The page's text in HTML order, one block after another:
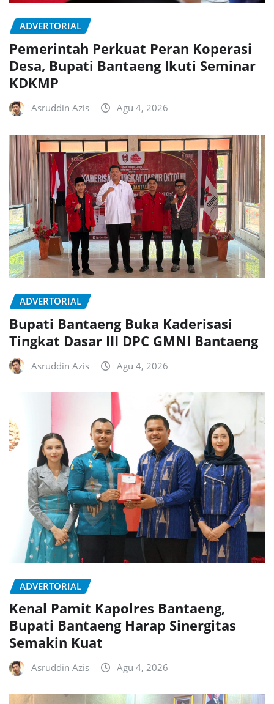
ADVERTORIAL
Pemerintah Perkuat Peran Koperasi
Desa, Bupati Bantaeng Ikuti Seminar
KDKMP
Asruddin Azis Agu 4, 2026
ADVERTORIAL
Bupati Bantaeng Buka Kaderisasi
Tingkat Dasar III DPC GMNI Bantaeng
Asruddin Azis Agu 4, 2026
ADVERTORIAL
Kenal Pamit Kapolres Bantaeng,
Bupati Bantaeng Harap Sinergitas
Semakin Kuat
Asruddin Azis Agu 4, 2026